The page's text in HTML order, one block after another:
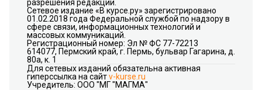
разрешения редакции.
Сетевое издание «В курсе.ру» зарегистрировано
01.02.2018 года Федеральной службой по надзору в
сфере связи, информационных технологий и
массовых коммуникаций.
Регистрационный номер: Эл № ФС 77-72213
614077, Пермский край, г. Пермь, бульвар Гагарина, д.
80а, к. 1
Для сетевых изданий обязательна активная
гиперссылка на сайтv-kurse.ru
Учредитель: ООО "МГ "МАГМА"